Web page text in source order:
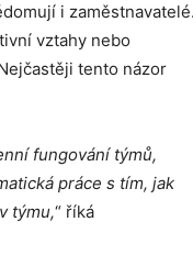
i zaměstnavatelé.
vztahy nebo
tento názor
fungování týmů,
práce s tím, jak
týmu,“ říká